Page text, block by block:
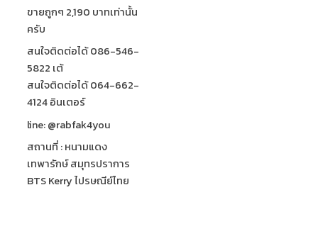
ขายถูกๆ 2,190 บาทเท่านั้น
ครับ
สนใจติดต่อได้ 086-546-
5822 เต้
สนใจติดต่อได้ 064-662-
4124 อินเตอร์
line: @rabfak4you
สถานที่ : หนามแดง
เทพารักษ์ สมุทรปราการ
BTS Kerry ไปรษณีย์ไทย